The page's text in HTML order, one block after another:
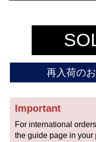
ヴァシュロン
コンスタンタン
商品
再入荷の
Important
For international
the guide page in